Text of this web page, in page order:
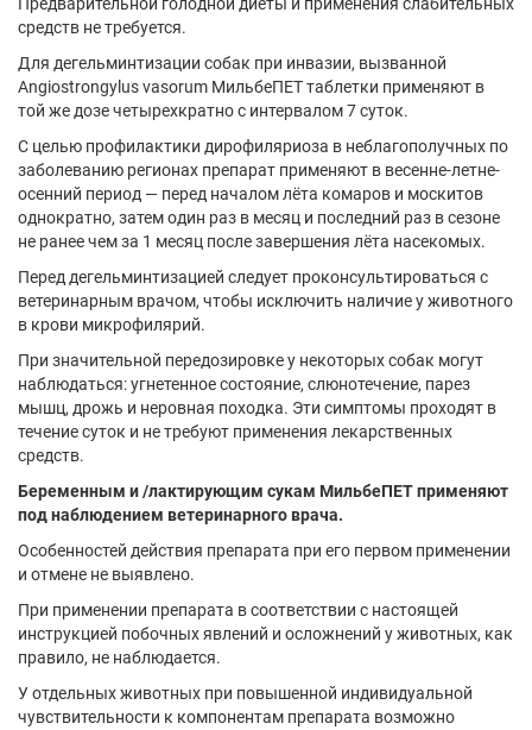
Предварительной голодной диеты и применения слабительных
средств не требуется.
Для дегельминтизации собак при инвазии, вызванной
Angiostrongylus vasorum МильбеПЕТ таблетки применяют в
той же дозе четырехкратно с интервалом 7 суток.
С целью профилактики дирофиляриоза в неблагополучных по
заболеванию регионах препарат применяют в весенне-летне-
осенний период — перед началом лёта комаров и москитов
однократно, затем один раз в месяц и последний раз в сезоне
не ранее чем за 1 месяц после завершения лёта насекомых.
Перед дегельминтизацией следует проконсультироваться с
ветеринарным врачом, чтобы исключить наличие у животного
в крови микрофилярий.
При значительной передозировке у некоторых собак могут
наблюдаться: угнетенное состояние, слюнотечение, парез
мышц, дрожь и неровная походка. Эти симптомы проходят в
течение суток и не требуют применения лекарственных
средств.
Беременным и /лактирующим сукам МильбеПЕТ применяют
под наблюдением ветеринарного врача.
Особенностей действия препарата при его первом применении
и отмене не выявлено.
При применении препарата в соответствии с настоящей
инструкцией побочных явлений и осложнений у животных, как
правило, не наблюдается.
У отдельных животных при повышенной индивидуальной
чувствительности к компонентам препарата возможно